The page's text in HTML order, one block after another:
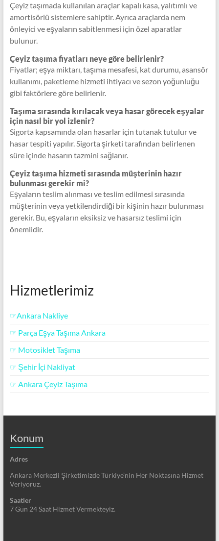
Çeyiz taşımada kullanılan araçlar kapalı kasa, yalıtımlı ve
amortisörlü sistemlere sahiptir. Ayrıca araçlarda nem
önleyici ve eşyaların sabitlenmesi için özel aparatlar
bulunur.
Çeyiz taşıma fiyatları neye göre belirlenir?
Fiyatlar; eşya miktarı, taşıma mesafesi, kat durumu, asansör
kullanımı, paketleme hizmeti ihtiyacı ve sezon yoğunluğu
gibi faktörlere göre belirlenir.
Taşıma sırasında kırılacak veya hasar görecek eşyalar
için nasıl bir yol izlenir?
Sigorta kapsamında olan hasarlar için tutanak tutulur ve
hasar tespiti yapılır. Sigorta şirketi tarafından belirlenen
süre içinde hasarın tazmini sağlanır.
Çeyiz taşıma hizmeti sırasında müşterinin hazır
bulunması gerekir mi?
Eşyaların teslim alınması ve teslim edilmesi sırasında
müşterinin veya yetkilendirdiği bir kişinin hazır bulunması
gerekir. Bu, eşyaların eksiksiz ve hasarsız teslimi için
önemlidir.
Hizmetlerimiz
☞Ankara Nakliye
☞ Parça Eşya Taşıma Ankara
☞ Motosiklet Taşıma
☞ Şehir İçi Nakliyat
☞ Ankara Çeyiz Taşıma
Konum
Adres
Ankara Merkezli Şirketimizde Türkiye’nin Her Noktasına Hizmet
Veriyoruz.
Saatler
7 Gün 24 Saat Hizmet Vermekteyiz.